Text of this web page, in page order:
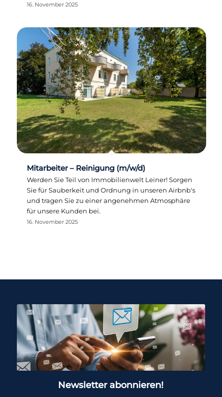
16. November 2025
Mitarbeiter – Reinigung (m/w/d)
Werden Sie Teil von Immobilienwelt Leiner! Sorgen
Sie für Sauberkeit und Ordnung in unseren Airbnb's
und tragen Sie zu einer angenehmen Atmosphäre
für unsere Kunden bei.
16. November 2025
Newsletter abonnieren!